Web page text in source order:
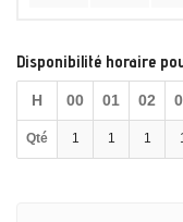
Disponibilité horaire
H 00 01 02
Qté 1 1 1